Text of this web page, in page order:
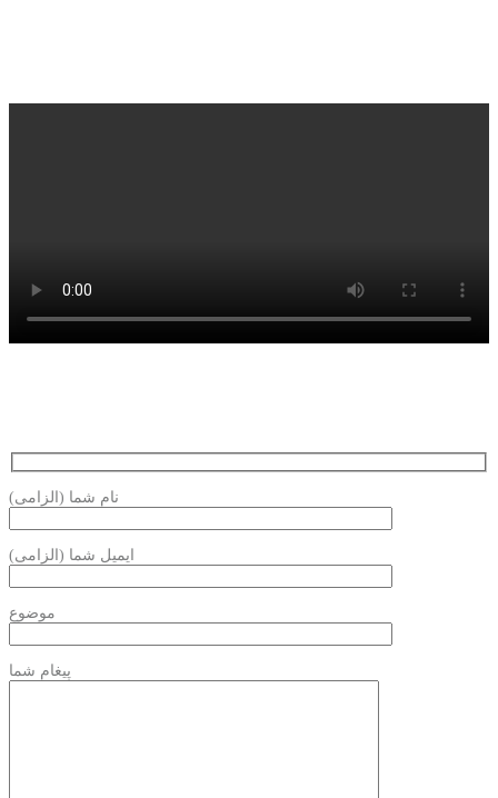
نام شما (الزامی)
ایمیل شما (الزامی)
موضوع
پیغام شما